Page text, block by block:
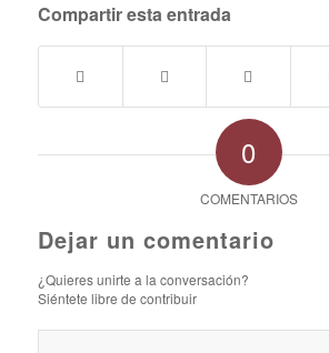
Compartir esta entrada
0
COMENTARIOS
Dejar un comentario
¿Quieres unirte a la conversación?
Siéntete libre de contribuir